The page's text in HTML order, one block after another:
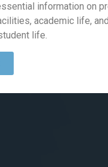
information on
academic life,
life.